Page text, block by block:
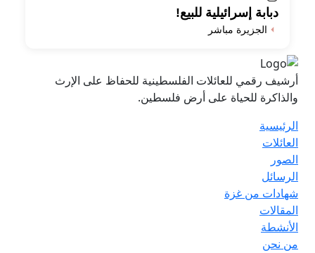
دبابة إسرائيلية للبيع!
الجزيرة مباشر
أرشيف رقمي للعائلات الفلسطينية للحفاظ على الإرث
والذاكرة للحياة على أرض فلسطين.
الرئيسية
العائلات
الصور
الرسائل
شهادات من غزة
المقالات
الأنشطة
من نحن